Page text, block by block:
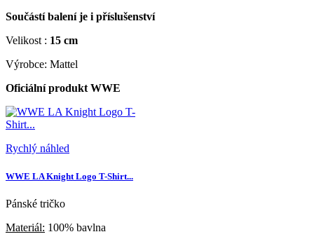
Součástí balení je i příslušenství
Velikost : 15 cm
Výrobce: Mattel
Oficiální produkt WWE
Rychlý náhled
WWE LA Knight Logo T-Shirt...
Pánské tričko
Materiál: 100% bavlna